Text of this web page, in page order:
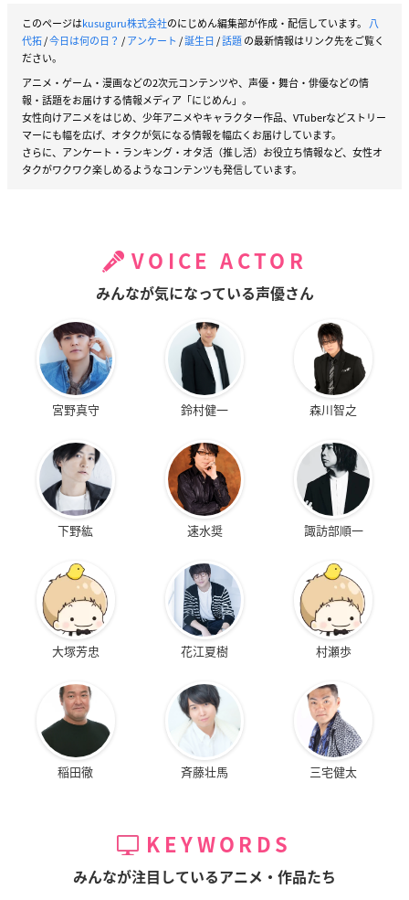
このページはkusuguru株式会社のにじめん編集部が作成・配信しています。 八
代拓/今日は何の日？ /アンケート /誕生日/話題の最新情報はリンク先をご覧く
ださい。
アニメ・ゲーム・漫画などの2次元コンテンツや、声優・舞台・俳優などの情
報・話題をお届けする情報メディア「にじめん」。
女性向けアニメをはじめ、少年アニメやキャラクター作品、VTuberなどストリー
マーにも幅を広げ、オタクが気になる情報を幅広くお届けしています。
さらに、アンケート・ランキング・オタ活（推し活）お役立ち情報など、女性オ
タクがワクワク楽しめるようなコンテンツも発信しています。
VOICE ACTOR
みんなが気になっている声優さん
宮野真守 鈴村健一 森川智之
下野紘 速水奨 諏訪部順一
大塚芳忠 花江夏樹 村瀬歩
稲田徹 斉藤壮馬 三宅健太
KEYWORDS
みんなが注目しているアニメ・作品たち